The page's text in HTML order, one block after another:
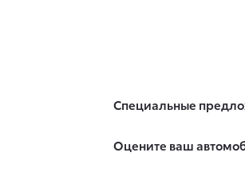
Специальные
Оцените ваш